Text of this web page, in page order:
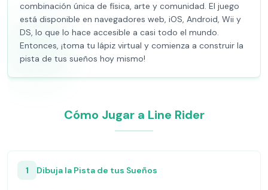
combinación única de física, arte y comunidad. El juego
está disponible en navegadores web, iOS, Android, Wii y
DS, lo que lo hace accesible a casi todo el mundo.
Entonces, ¡toma tu lápiz virtual y comienza a construir la
pista de tus sueños hoy mismo!
Cómo Jugar a Line Rider
1 Dibuja la Pista de tus Sueños